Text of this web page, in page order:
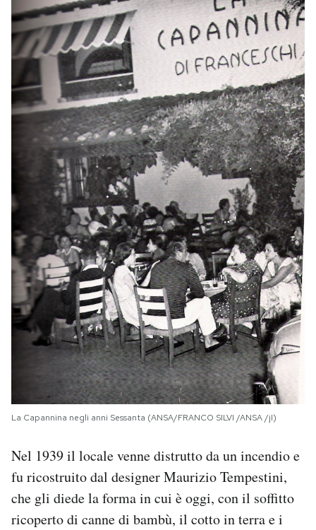
La Capannina negli anni Sessanta (ANSA/FRANCO SILVI /ANSA /jI)
Nel 1939 il locale venne distrutto da un incendio e
fu ricostruito dal designer Maurizio Tempestini,
che gli diede la forma in cui è oggi, con il soffitto
ricoperto di canne di bambù, il cotto in terra e i